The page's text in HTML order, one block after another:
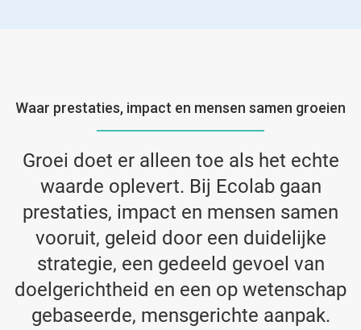
Waar prestaties, impact en mensen samen groeien
Groei doet er alleen toe als het echte
waarde oplevert. Bij Ecolab gaan
prestaties, impact en mensen samen
vooruit, geleid door een duidelijke
strategie, een gedeeld gevoel van
doelgerichtheid en een op wetenschap
gebaseerde, mensgerichte aanpak.